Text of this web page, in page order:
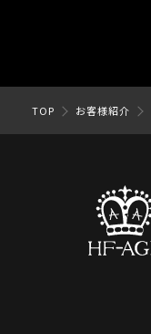
TOP お客様紹介